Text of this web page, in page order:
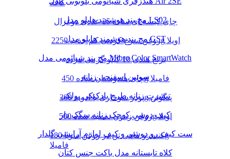
کافه
چای کیسه ای ساده 25 عددی دوغزال
روغن سرخ کردنی کم جذب 2250g اویلا
برنج هندی 10 کیلو گرمی مژده
چای هندوستان ساده 450g فامیلا
پودر سوخاری با ادویه 300g پنگوئن
روغن زیتون تصفیه شده 500g اویلا
کنسرو ماهی تن در روغن سویا 180g
فامیلا
مچ بند هوشمند هایلو مدل LS02
مچ بند هوشمند هایلو مدل GST
مچ بند شیائومی مدل Mibro Color SmartWatch
سوتین اسفنجی زنانه
تیشرت زنانه طرح بادکنکی پولکی
کیف دوشی کوچک زنانه سگک دار
ست کیف رو دوشی و کیف لوازم آرایشی گلدار
کلاه تابستانه مدل باکت جنس کتان